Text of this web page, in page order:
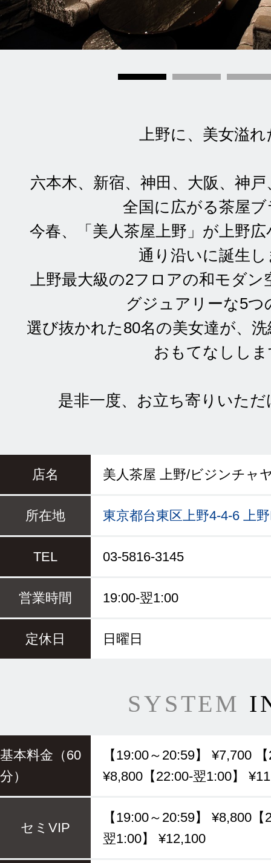
上野に、美女溢
六本木、新宿、神田、大阪、神
全国に広がる茶屋
今春、「美人茶屋上野」が上野
通り沿いに誕生し
上野最大級の2フロアの和モダ
グジュアリーな5つ
選び抜かれた80名の美女達が、
おもてなしし
是非一度、お立ち寄りいた
店名 美人茶屋 上野/ビジンチャ
所在地 東京都台東区上野4-4-6 上
TEL 03-5816-3145
営業時間 19:00-翌1:00
定休日 日曜日
SYSTEM
基本料金（60
分）
【19:00～20:59】 ¥7,700
¥8,800【22:00-翌1:00】
セミVIP
【19:00～20:59】 ¥8,800
翌1:00】 ¥12,100